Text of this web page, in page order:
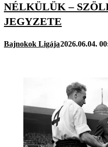
NÉLKÜLÜK –
JEGYZETE
Bajnokok Ligája2026.06.04.